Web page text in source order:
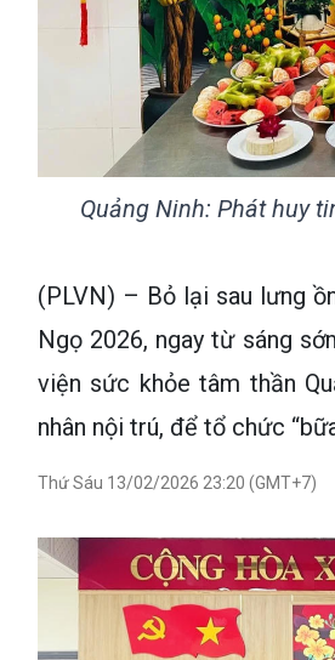
Quảng Ninh: Phát huy
(PLVN) – Bỏ lại sau lưng
Ngọ 2026, ngay từ sáng
viện sức khỏe tâm thần
nhân nội trú, để tổ chức
Thứ Sáu 13/02/2026 23:20 (GMT+7)